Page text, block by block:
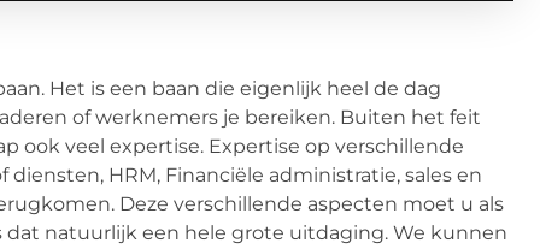
Het is een baan die eigenlijk heel de dag
of werknemers je bereiken. Buiten het feit
ook veel expertise. Expertise op verschillende
HRM, Financiële administratie, sales en
Deze verschillende aspecten moet u als
natuurlijk een hele grote uitdaging. We kunnen